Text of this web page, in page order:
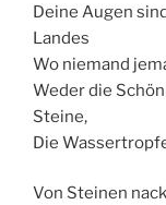
Deine Augen
Landes
Wo niemand
Weder die
Steine,
Die
Von Steinen